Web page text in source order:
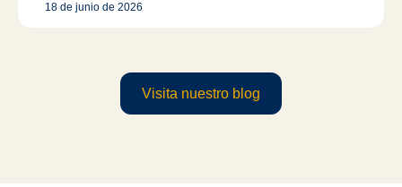
18 de junio de 2026
Visita nuestro blog